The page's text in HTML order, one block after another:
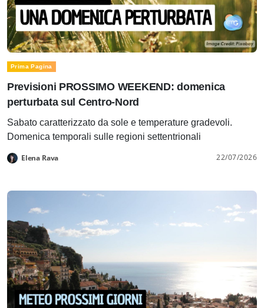
Prima Pagina
Previsioni PROSSIMO WEEKEND: domenica
perturbata sul Centro-Nord
Sabato caratterizzato da sole e temperature gradevoli.
Domenica temporali sulle regioni settentrionali
Elena Rava 22/07/2026